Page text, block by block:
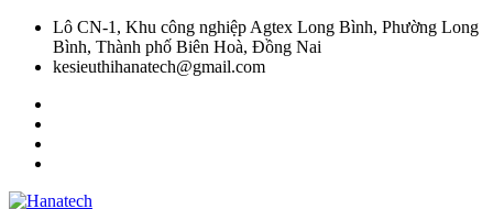
Lô CN-1, Khu công nghiệp Agtex Long Bình, Phường Long
Bình, Thành phố Biên Hoà, Đồng Nai
kesieuthihanatech@gmail.com